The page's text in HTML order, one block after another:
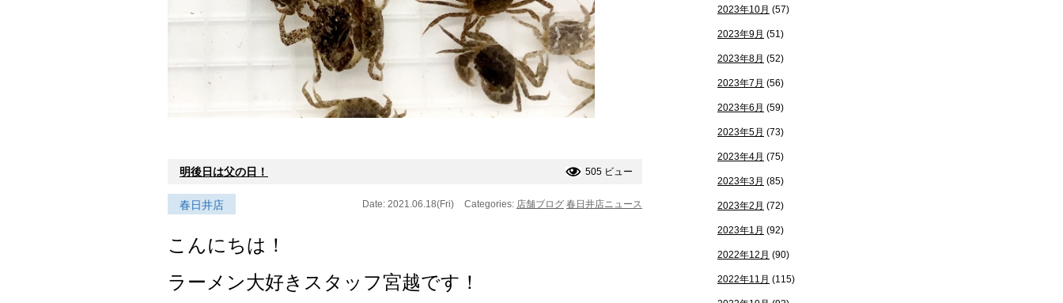
明後日は父の日！ 505 ビュー
春日井店 Date: 2021.06.18(Fri) Categories: 店舗ブログ 春日井店ニュース
こんにちは！
ラーメン大好きスタッフ宮越です！
2023年10月 (57)
2023年9月 (51)
2023年8月 (52)
2023年7月 (56)
2023年6月 (59)
2023年5月 (73)
2023年4月 (75)
2023年3月 (85)
2023年2月 (72)
2023年1月 (92)
2022年12月 (90)
2022年11月 (115)